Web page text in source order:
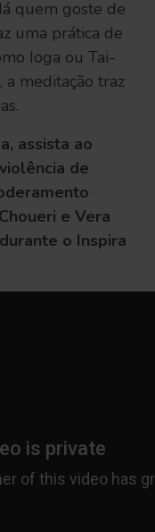
quem goste de
uma prática de
Ioga ou Tai-
a meditação traz
assista ao
de
e Vera
o Inspira